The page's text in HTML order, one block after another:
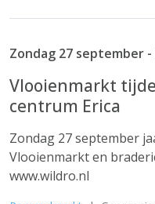
Zondag 27 september -
Vlooienmarkt
centrum Erica
Zondag 27 september
Vlooienmarkt en
www.wildro.nl